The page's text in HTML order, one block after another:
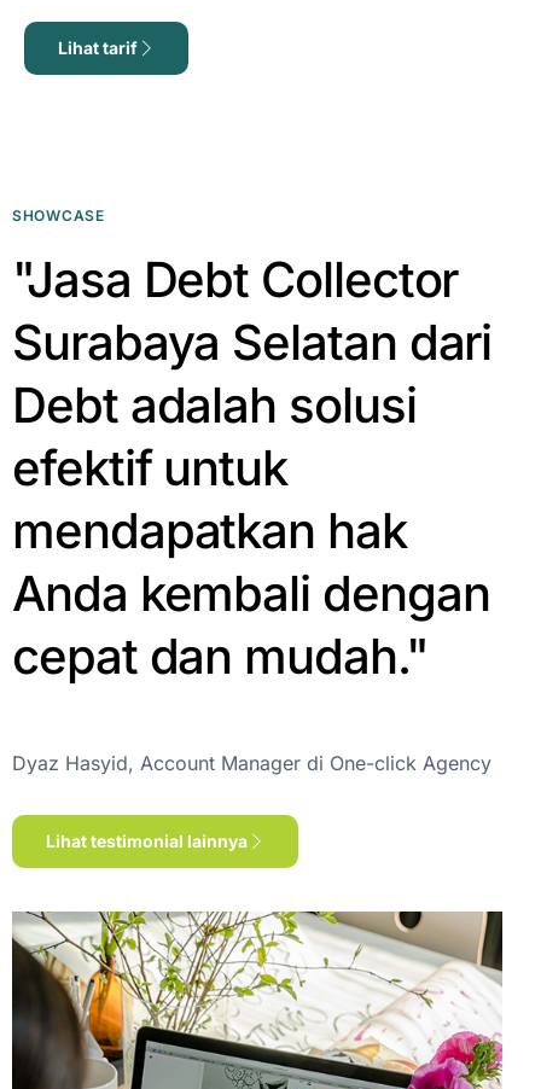
Lihat tarif
SHOWCASE
"Jasa Debt Collector
Surabaya Selatan dari
Debt adalah solusi
efektif untuk
mendapatkan hak
Anda kembali dengan
cepat dan mudah."
Dyaz Hasyid, Account Manager di One-click Agency
Lihat testimonial lainnya